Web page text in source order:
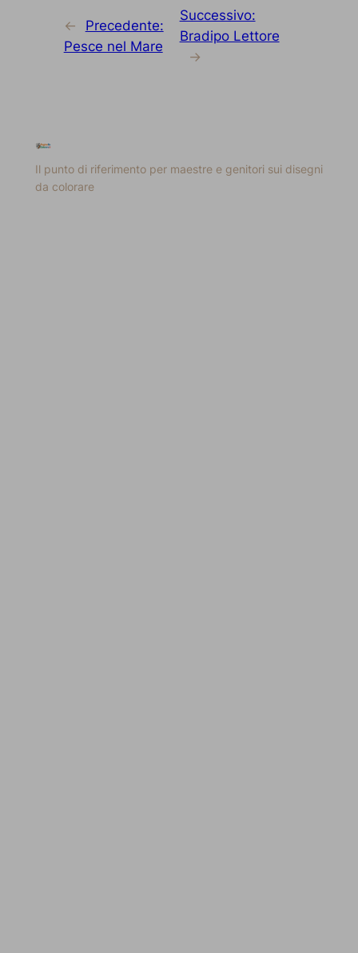
←
Precedente:
Pesce nel Mare
Successivo:
Bradipo Lettore
→
Il punto di riferimento per maestre e genitori sui disegni
da colorare